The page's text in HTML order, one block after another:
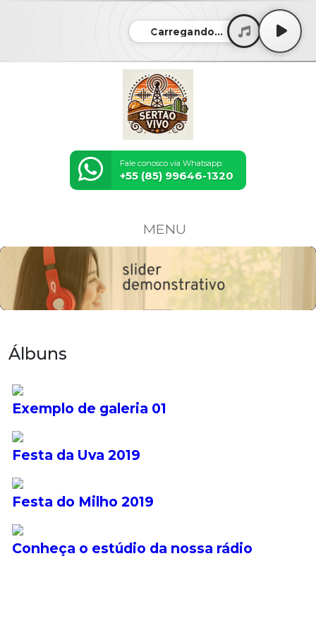
Carregando...
Fale conosco via Whatsapp:
+55 (85) 99646-1320
MENU
Álbuns
Exemplo de galeria 01
Festa da Uva 2019
Festa do Milho 2019
Conheça o estúdio da nossa rádio